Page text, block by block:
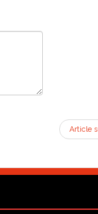
Article